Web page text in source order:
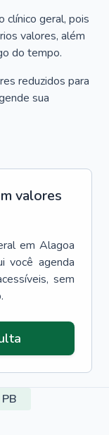
clínico geral, pois
valores, além
do tempo.
reduzidos para
sua
valores
em Alagoa
você agenda
sem